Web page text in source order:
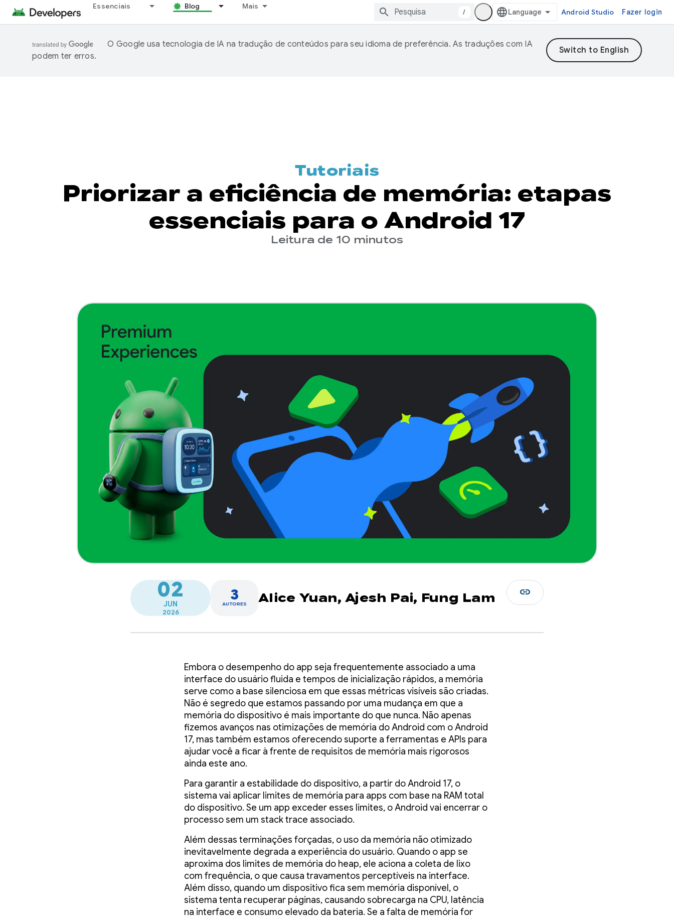
Essenciais Blog Mais
/ Android Studio Fazer login
O Google usa tecnologia de IA na tradução de conteúdos para seu idioma de preferência. As traduções com IA
podem ter erros.
Tutoriais
Priorizar a eficiência de memória: etapas
essenciais para o Android 17
Leitura de 10 minutos
02
JUN
2026
3
AUTORES Alice Yuan, Ajesh Pai, Fung Lam link
Embora o desempenho do app seja frequentemente associado a uma
interface do usuário fluida e tempos de inicialização rápidos, a memória
serve como a base silenciosa em que essas métricas visíveis são criadas.
Não é segredo que estamos passando por uma mudança em que a
memória do dispositivo é mais importante do que nunca. Não apenas
fizemos avanços nas otimizações de memória do Android com o Android
17, mas também estamos oferecendo suporte a ferramentas e APIs para
ajudar você a ficar à frente de requisitos de memória mais rigorosos
ainda este ano.
Para garantir a estabilidade do dispositivo, a partir do Android 17, o
sistema vai aplicar limites de memória para apps com base na RAM total
do dispositivo. Se um app exceder esses limites, o Android vai encerrar o
processo sem um stack trace associado.
Além dessas terminações forçadas, o uso da memória não otimizado
inevitavelmente degrada a experiência do usuário. Quando o app se
aproxima dos limites de memória do heap, ele aciona a coleta de lixo
com frequência, o que causa travamentos perceptíveis na interface.
Além disso, quando um dispositivo fica sem memória disponível, o
sistema tenta recuperar páginas, causando sobrecarga na CPU, latência
na interface e consumo elevado da bateria. Se a falta de memória for